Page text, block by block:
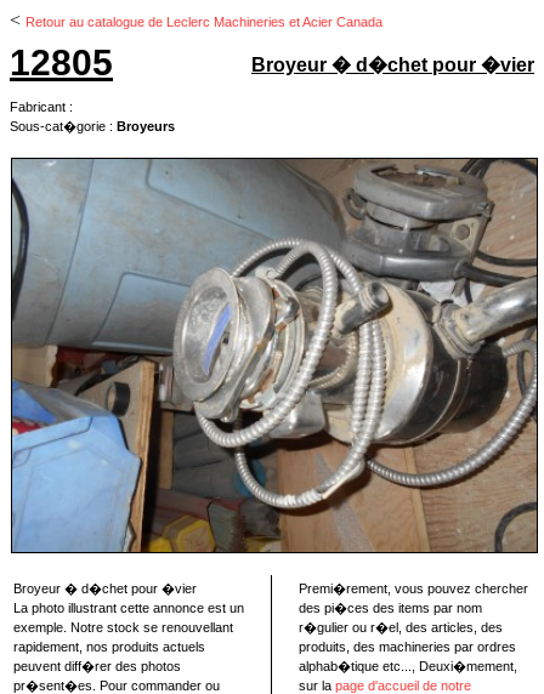
< Retour au catalogue de Leclerc Machineries et Acier Canada
12805
Fabricant :
Sous-cat�gorie : Broyeurs
Broyeur � d�chet pour �vier
Broyeur � d�chet pour �vier
La photo illustrant cette annonce est un
exemple. Notre stock se renouvellant
rapidement, nos produits actuels
peuvent diff�rer des photos
pr�sent�es. Pour commander ou
Premi�rement, vous pouvez chercher
des pi�ces des items par nom
r�gulier ou r�el, des articles, des
produits, des machineries par ordres
alphab�tique etc..., Deuxi�mement,
sur la page d'accueil de notre